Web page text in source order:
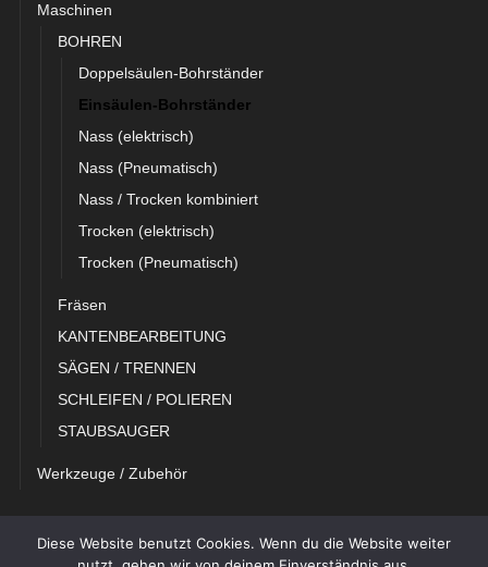
Maschinen
BOHREN
Doppelsäulen-Bohrständer
Einsäulen-Bohrständer
Nass (elektrisch)
Nass (Pneumatisch)
Nass / Trocken kombiniert
Trocken (elektrisch)
Trocken (Pneumatisch)
Fräsen
KANTENBEARBEITUNG
SÄGEN / TRENNEN
SCHLEIFEN / POLIEREN
STAUBSAUGER
Werkzeuge / Zubehör
galeski.net
Diese Website benutzt Cookies. Wenn du die Website weiter